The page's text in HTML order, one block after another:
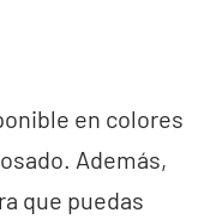
en colores
Además,
que puedas